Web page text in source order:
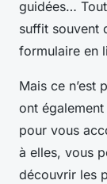
guidées…
suffit souvent
formulaire en
Mais ce n’est
ont
pour vous
à elles, vous
découvrir les